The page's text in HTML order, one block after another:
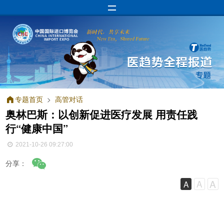
专题首页 > 高管对话
奥林巴斯：以创新促进医疗发展 用责任践
行“健康中国”
2021-10-26 09:27:00
分享：
A A A